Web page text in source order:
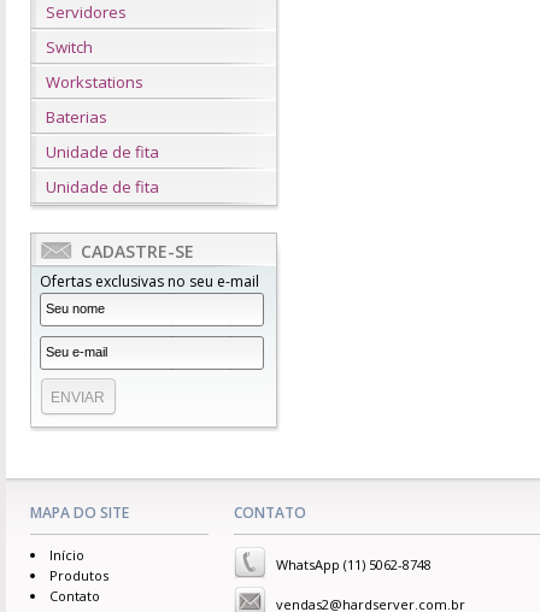
Servidores
Switch
Workstations
Baterias
Unidade de fita
Unidade de fita
CADASTRE-SE
Ofertas exclusivas no seu e-mail
MAPA DO SITE
Início
Produtos
Contato
CONTATO
WhatsApp (11) 5062-8748
vendas2@hardserver.com.br